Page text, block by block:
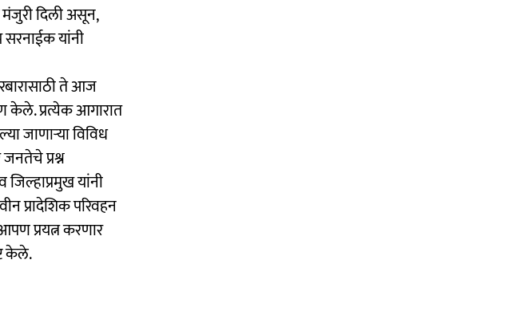
मंजुरी दिली असून,
सरनाईक यांनी
ते आज
केले. प्रत्येक आगारात
जाणाऱ्या विविध
प्रश्न
यांनी
प्रादेशिक परिवहन
प्रयत्न करणार
केले.